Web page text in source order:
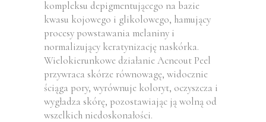
kompleksu depigmentującego na bazie
kwasu kojowego i glikolowego, hamujący
procesy powstawania melaniny i
normalizujący keratynizację naskórka.
Wielokierunkowe działanie Acneout Peel
przywraca skórze równowagę, widocznie
ściąga pory, wyrównuje koloryt, oczyszcza i
wygładza skórę, pozostawiając ją wolną od
wszelkich niedoskonałości.